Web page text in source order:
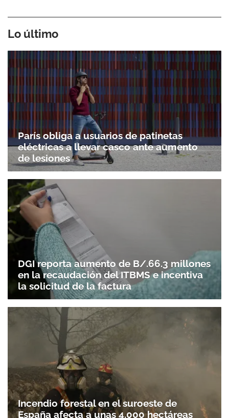
Lo último
París obliga a usuarios de patinetas
eléctricas a llevar casco ante aumento
de lesiones
DGI reporta aumento de B/.66.3 millones
en la recaudación del ITBMS e incentiva
la solicitud de la factura
Incendio forestal en el suroeste de
España afecta a unas 4.000 hectáreas